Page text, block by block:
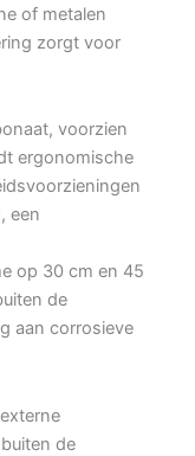
of metalen
zorgt voor
voorzien
ergonomische
een
op 30 cm en 45
de
aan corrosieve
de